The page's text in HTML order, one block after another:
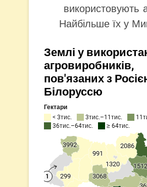
використовують
Найбільше їх у